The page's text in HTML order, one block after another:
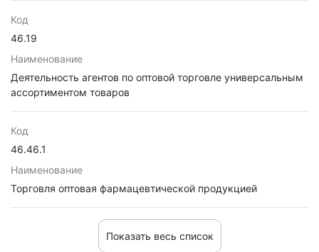
Код
46.19
Наименование
Деятельность агентов по оптовой торговле универсальным
ассортиментом товаров
Код
46.46.1
Наименование
Торговля оптовая фармацевтической продукцией
Показать весь список